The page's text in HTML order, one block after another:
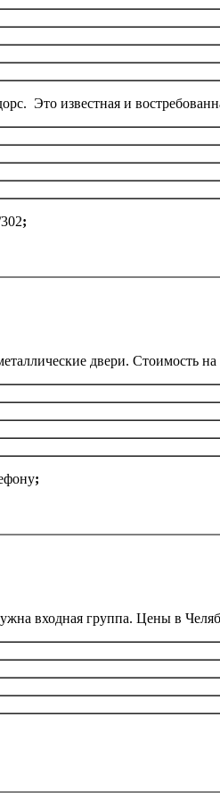
Это известная и
;
двери. Стоимость
;
входная группа. Цены в